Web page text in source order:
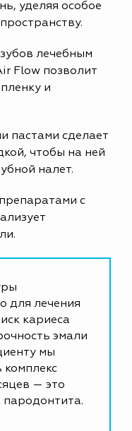
уделяя особое
лечебным
Flow позволит
и
пастами сделает
чтобы на ней
налет.
с
для лечения
кариеса
эмали
мы
— это
пародонтита.